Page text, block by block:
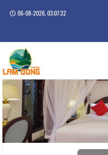
06-08-2026, 03:07:32